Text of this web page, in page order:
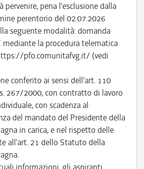
pervenire, pena l’esclusione dalla
perentorio del 02.07.2026
seguente modalità: domanda
mediante la procedura telematica
pfo.comunitafvg.it/ (vedi
conferito ai sensi dell'art. 110
267/2000, con contratto di lavoro
con scadenza al
del mandato del Presidente della
in carica, e nel rispetto delle
all’art. 21 dello Statuto della